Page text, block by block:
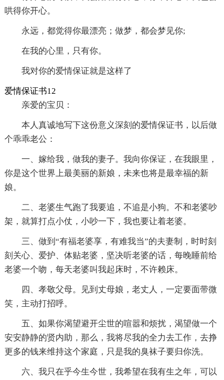
哄得你开心。
永远，都觉得你最漂亮；做梦，都会梦见你;
在我的心里，只有你。
我对你的爱情保证就是这样了
爱情保证书12
亲爱的宝贝：
本人真诚地写下这份意义深刻的爱情保证书，以后做
个乖乖老公：
一、嫁给我，做我的妻子。我向你保证，在我眼里，
你是这个世界上最美丽的新娘，未来也将是最幸福的新
娘。
二、老婆生气跑了我要追，不追是小狗。不和老婆吵
架，就算打点小仗，小吵一下，我也要让着老婆。
三、做到“有福老婆享，有难我当”的夫妻制，时时刻
刻关心、爱护、体贴老婆，坚决听老婆的话，每晚睡前给
老婆一个吻，每天老婆叫我起床时，不许赖床。
四、孝敬父母。见到丈母娘，老丈人，一定要面带微
笑，主动打招呼。
五、如果你渴望避开尘世的喧嚣和烦扰，渴望做一个
安安静静的贤内助，那么，我将尽我的全力去工作，去挣
更多的钱来维持这个家庭，只是我的臭袜子要归你洗。
六、我只在乎今生今世，我希望在我有生之年，可以